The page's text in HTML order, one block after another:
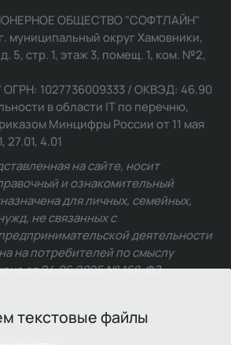
текстовые файлы
ОБЩЕСТВО "СОФТЛАЙН"
муниципальный округ Хамовники,
5, стр. 1, этаж 3, помещ. 1, ком. №2,
1027736009333 / ОКВЭД: 46.90
в области IT по перечню,
Минцифры России от 11 мая
4.01
на сайте, носит
и ознакомительный
для личных, семейных,
не связанных с
деятельности
на потребителей по смыслу
от 24.06.2025 № 168-ФЗ.